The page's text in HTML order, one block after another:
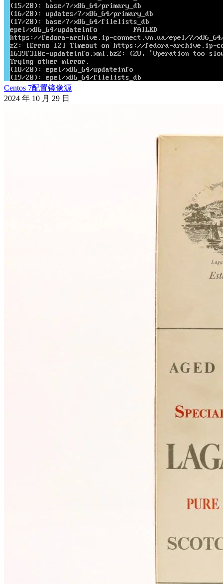
Centos 7配置镜像源
2024 年 10 月 29 日